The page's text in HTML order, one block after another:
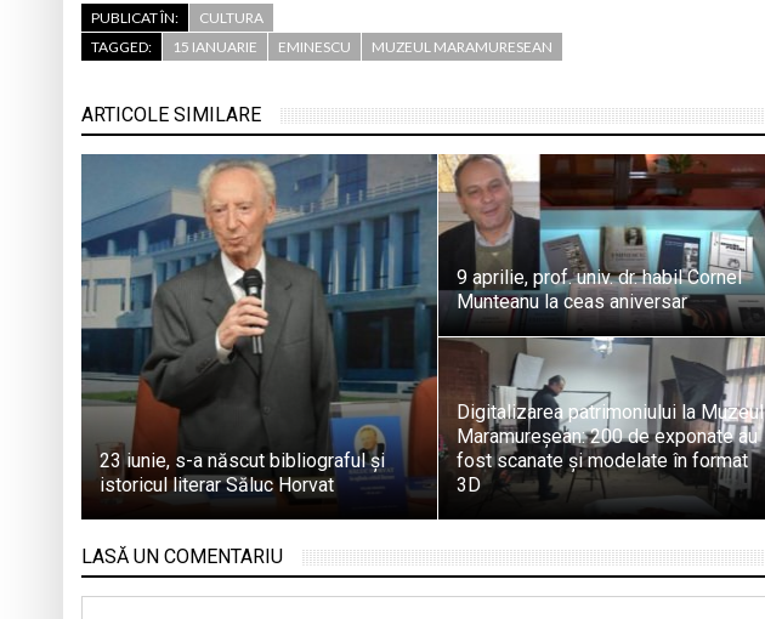
PUBLICAT ÎN:
CULTURA
TAGGED:
15 IANUARIE EMINESCU MUZEUL MARAMURESEAN
ARTICOLE SIMILARE
23 iunie, s-a născut bibliograful și
istoricul literar Săluc Horvat
9 aprilie, prof. univ. dr. habil Cornel
Munteanu la ceas aniversar
Digitalizarea patrimoniului la Muzeul
Maramureșean: 200 de exponate au
fost scanate și modelate în format
3D
LASĂ UN COMENTARIU